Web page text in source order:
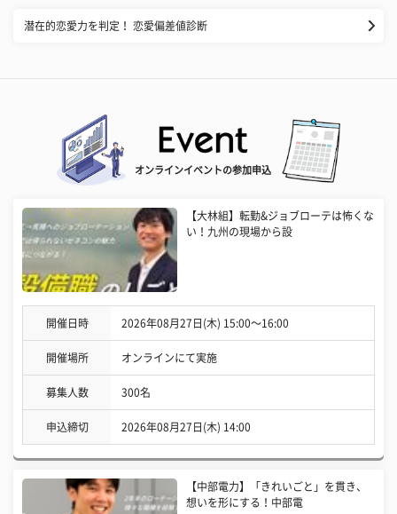
潜在的恋愛力を判定！ 恋愛偏差値診断
オンラインイベントの参加申込
【大林組】転勤&ジョブローテは怖くな
い！九州の現場から設
開催日時 2026年08月27日(木) 15:00〜16:00
開催場所 オンラインにて実施
募集人数 300名
申込締切 2026年08月27日(木) 14:00
【中部電力】「きれいごと」を貫き、
想いを形にする！中部電